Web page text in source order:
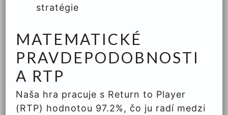
stratégie
MATEMATICKÉ
PRAVDEPODOBNOSTI
A RTP
Naša hra pracuje s Return to Player
(RTP) hodnotou 97.2%, čo ju radí medzi